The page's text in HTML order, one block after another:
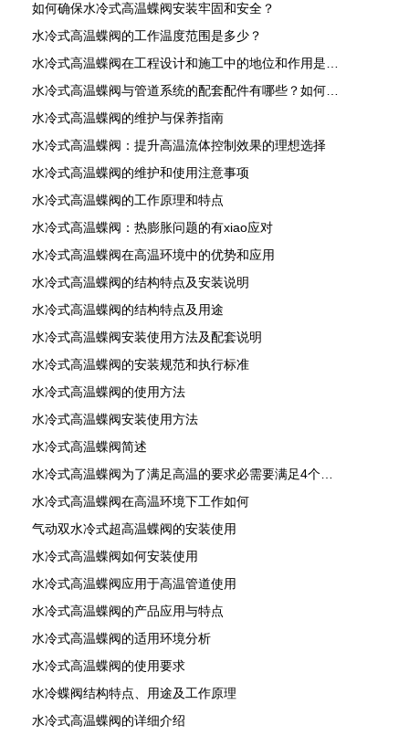
如何确保水冷式高温蝶阀安装牢固和安全？
水冷式高温蝶阀的工作温度范围是多少？
水冷式高温蝶阀在工程设计和施工中的地位和作用是怎样的？
水冷式高温蝶阀与管道系统的配套配件有哪些？如何进行正确搭配和安装？
水冷式高温蝶阀的维护与保养指南
水冷式高温蝶阀：提升高温流体控制效果的理想选择
水冷式高温蝶阀的维护和使用注意事项
水冷式高温蝶阀的工作原理和特点
水冷式高温蝶阀：热膨胀问题的有xiao应对
水冷式高温蝶阀在高温环境中的优势和应用
水冷式高温蝶阀的结构特点及安装说明
水冷式高温蝶阀的结构特点及用途
水冷式高温蝶阀安装使用方法及配套说明
水冷式高温蝶阀的安装规范和执行标准
水冷式高温蝶阀的使用方法
水冷式高温蝶阀安装使用方法
水冷式高温蝶阀简述
水冷式高温蝶阀为了满足高温的要求必需要满足4个方面
水冷式高温蝶阀在高温环境下工作如何
气动双水冷式超高温蝶阀的安装使用
水冷式高温蝶阀如何安装使用
水冷式高温蝶阀应用于高温管道使用
水冷式高温蝶阀的产品应用与特点
水冷式高温蝶阀的适用环境分析
水冷式高温蝶阀的使用要求
水冷蝶阀结构特点、用途及工作原理
水冷式高温蝶阀的详细介绍